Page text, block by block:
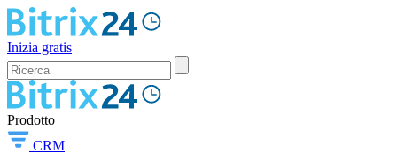
Inizia gratis
Prodotto
CRM